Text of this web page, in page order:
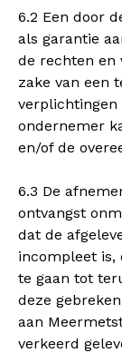
6.2 Een door
als garantie
de rechten en
zake van een
verplichtingen
ondernemer
en/of de
6.3 De
ontvangst
dat de
incompleet is,
te gaan tot
deze
aan
verkeerd